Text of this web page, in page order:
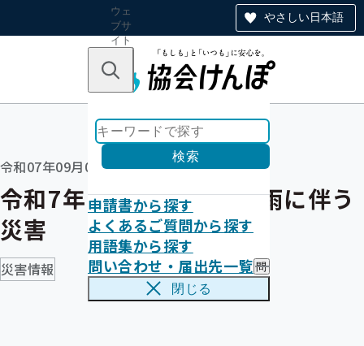
やさしい日本語
ウェ
ブサ
イト
のナ
ン
キーワードで探す
検索
申請書から探す
よくあるご質問から探す
用語集から探す
問い合わせ・届出先一覧 問
い
閉じる
令和07年09月04日
令和7年9月2日からの大雨に伴う
災害
災害情報